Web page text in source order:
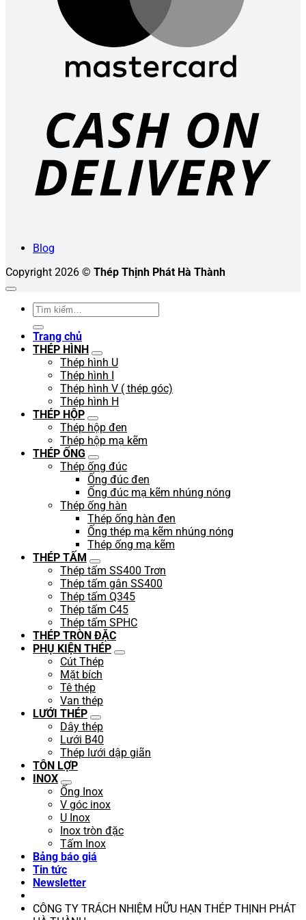
Blog
Copyright 2026 © Thép Thịnh Phát Hà Thành
Tìm
Trang chủ
THÉP HÌNH
Thép hình U
Thép hình I
Thép hình V ( thép góc)
Thép hình H
THÉP HỘP
Thép hộp đen
Thép hộp mạ kẽm
THÉP ỐNG
Thép ống đúc
Ống đúc đen
Ống đúc mạ kẽm nhúng nóng
Thép ống hàn
Thép ống hàn đen
Ống thép mạ kẽm nhúng nóng
Thép ống mạ kẽm
THÉP TẤM
Thép tấm SS400 Trơn
Thép tấm gân SS400
Thép tấm Q345
Thép tấm C45
Thép tấm SPHC
THÉP TRÒN ĐẶC
PHỤ KIỆN THÉP
Cút Thép
Mặt bích
Tê thép
Van thép
LƯỚI THÉP
Dây thép
Lưới B40
Thép lưới dập giãn
TÔN LỢP
INOX
Ống Inox
V góc inox
U Inox
Inox tròn đặc
Tấm Inox
Bảng báo giá
Tin tức
Newsletter
CÔNG TY TRÁCH NHIỆM HỮU HẠN THÉP THỊNH PHÁT